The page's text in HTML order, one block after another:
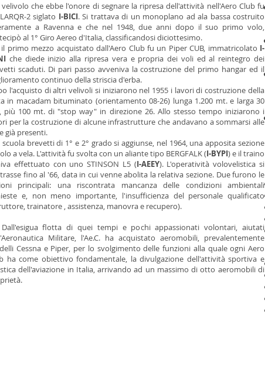
che ebbe l'onore di segnare la ripresa dell'attività nell'Aero Club fu
2 siglato I-BICI. Si trattava di un monoplano ad ala bassa costruito
a Ravenna e che nel 1948, due anni dopo il suo primo volo,
al 1° Giro Aereo d'Italia, classificandosi diciottesimo.
primo mezzo acquistato dall'Aero Club fu un Piper CUB, immatricolato I-
che diede inizio alla ripresa vera e propria dei voli ed al reintegro dei
scaduti. Di pari passo avveniva la costruzione del primo hangar ed il
continuo della striscia d'erba.
l'acquisto di altri velivoli si iniziarono nel 1955 i lavori di costruzione della
in macadam bituminato (orientamento 08-26) lunga 1.200 mt. e larga 30
più 100 mt. di "stop way" in direzione 26. Allo stesso tempo iniziarono i
per la costruzione di alcune infrastrutture che andavano a sommarsi alle
già presenti.
scuola brevetti di 1° e 2° grado si aggiunse, nel 1964, una apposita sezione
a vela. L'attività fu svolta con un aliante tipo BERGFALK (I-BYPI) e il traino
effettuato con uno STINSON L5 (I-AEEY). L'operatività volovelistica si
fino al '66, data in cui venne abolita la relativa sezione. Due furono le
principali: una riscontrata mancanza delle condizioni ambientali
e, non meno importante, l'insufficienza del personale qualificato
trainatore , assistenza, manovra e recupero).
flotta di quei tempi e pochi appassionati volontari, aiutati
Militare, l'Ae.C. ha acquistato aeromobili, prevalentemente
Cessna e Piper, per lo svolgimento delle funzioni alla quale ogni Aero
ha come obiettivo fondamentale, la divulgazione dell'attività sportiva e
dell'aviazione in Italia, arrivando ad un massimo di otto aeromobili di